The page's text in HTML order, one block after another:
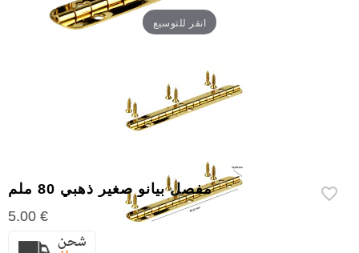
انقر للتوسيع
مفصل بيانو صغير ذهبي 80 ملم
5.00 €